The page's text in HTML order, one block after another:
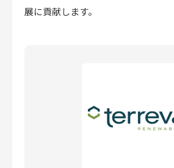
展に貢献します。